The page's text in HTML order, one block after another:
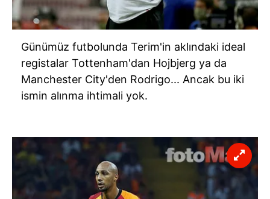
Günümüz futbolunda Terim'in aklındaki ideal
registalar Tottenham'dan Hojbjerg ya da
Manchester City'den Rodrigo... Ancak bu iki
ismin alınma ihtimali yok.